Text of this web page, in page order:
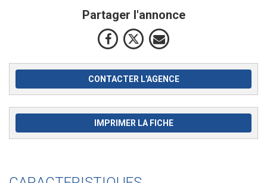
Partager l'annonce
CONTACTER L'AGENCE
IMPRIMER LA FICHE